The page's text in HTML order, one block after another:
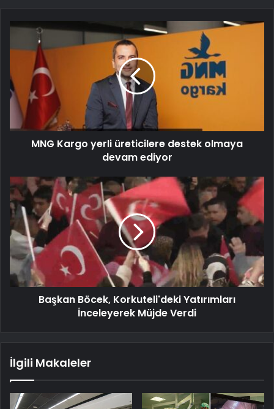
MNG Kargo yerli üreticilere destek olmaya
devam ediyor
Başkan Böcek, Korkuteli'deki Yatırımları
İnceleyerek Müjde Verdi
İlgili Makaleler